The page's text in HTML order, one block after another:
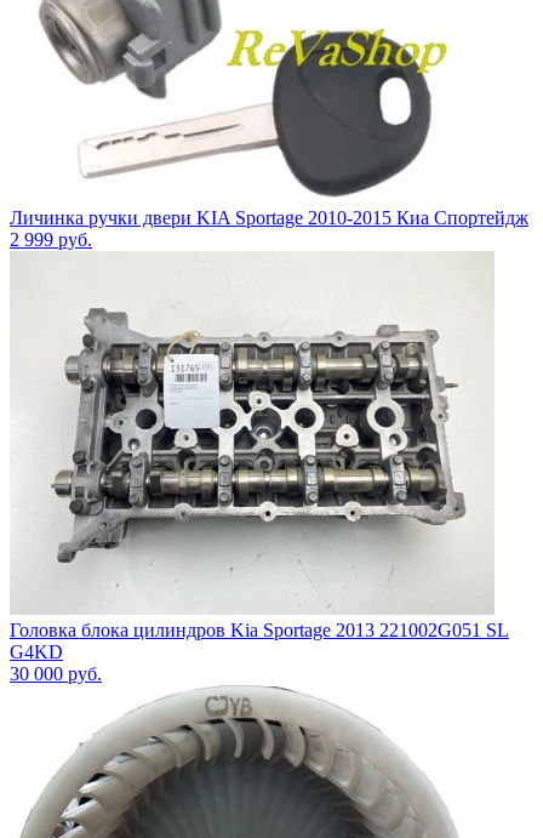
Личинка ручки двери KIA Sportage 2010-2015 Киа Спортейдж
2 999 руб.
Головка блока цилиндров Kia Sportage 2013 221002G051 SL
G4KD
30 000 руб.